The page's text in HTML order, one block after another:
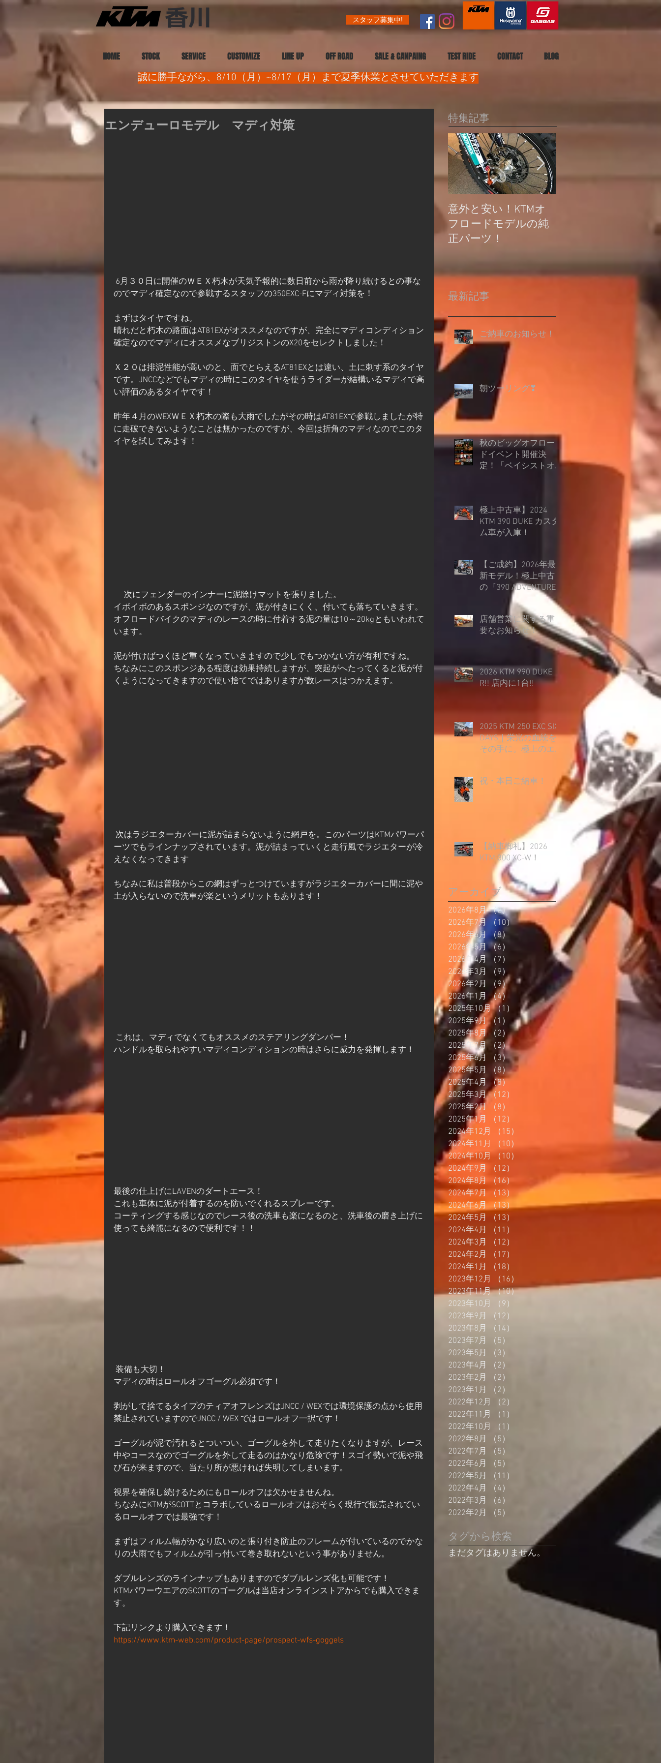
スタッフ募集中!
HOME STOCK SERVICE CUSTOMIZE LINE UP OFF ROAD SALE & CANPAING TEST RIDE CONTACT BLOG
誠に勝手ながら、8/10（月）~8/17（月）まで夏季休業とさせていただきます
エンデューロモデル マディ対策
のでマディ確定なので参戦するスタッフの350EXC-Fにマディ対策を！
まずはタイヤですね。
晴れだと朽木の路面はAT81EXがオススメなのですが、完全にマディコンディション
確定なのでマディにオススメなブリジストンのX20をセレクトしました！
Ｘ２０は排泥性能が高いのと、面でとらえるAT81EXとは違い、土に刺す系のタイヤ
です。JNCCなどでもマディの時にこのタイヤを使うライダーが結構いるマディで高
い評価のあるタイヤです！
昨年４月のWEXＷＥＸ朽木の際も大雨でしたがその時はAT81EXで参戦しましたが特
に走破できないようなことは無かったのですが、今回は折角のマディなのでこのタ
イヤを試してみます！
次にフェンダーのインナーに泥除けマットを張りました。
イボイボのあるスポンジなのですが、泥が付きにくく、付いても落ちていきます。
オフロードバイクのマディのレースの時に付着する泥の量は10～20kgともいわれて
います。
泥が付けばつくほど重くなっていきますので少しでもつかない方が有利ですね。
ちなみにこのスポンジある程度は効果持続しますが、突起がへたってくると泥が付
くようになってきますので使い捨てではありますが数レースはつかえます。
ーツでもラインナップされています。泥が詰まっていくと走行風でラジエターが冷
えなくなってきます
ちなみに私は普段からこの網はずっとつけていますがラジエターカバーに間に泥や
土が入らないので洗車が楽というメリットもあります！
​これは、マディでなくてもオススメのステアリングダンパー！
ハンドルを取られやすいマディコンディションの時はさらに威力を発揮します！
最後の仕上げにLAVENのダートエース！
これも車体に泥が付着するのを防いでくれるスプレーです。
コーティングする感じなのでレース後の洗車も楽になるのと、洗車後の磨き上げに
使っても綺麗になるので便利です！！
装備も大切！
マディの時はロールオフゴーグル必須です！
剥がして捨てるタイプのティアオフレンズはJNCC / WEXでは環境保護の点から使用
禁止されていますのでJNCC / WEX ではロールオフ一択です！
ゴーグルが泥で汚れるとついつい、ゴーグルを外して走りたくなりますが、レース
中やコースなのでゴーグルを外して走るのはかなり危険です！スゴイ勢いで泥や飛
び石が来ますので、当たり所が悪ければ失明してしまいます。
視界を確保し続けるためにもロールオフは欠かせませんね。
ちなみにKTMがSCOTTとコラボしているロールオフはおそらく現行で販売されてい
るロールオフでは最強です！
まずはフィルム幅がかなり広いのと張り付き防止のフレームが付いているのでかな
りの大雨でもフィルムが引っ付いて巻き取れないという事がありません。
ダブルレンズのラインナップもありますのでダブルレンズ化も可能です！
KTMパワーウエアのSCOTTのゴーグルは当店オンラインストアからでも購入できま
す。
下記リンクより購入できます！
https://www.ktm-web.com/product-page/prospect-wfs-goggels
特集記事
意外と安い！KTMオ
フロードモデルの純
正パーツ！
最新記事
ご納車のお知らせ！
朝ツーリング❣
秋のビッグオフロー
ドイベント開催決
定！「ベイシストオ
極上中古車】2024
KTM 390 DUKE カスタ
ム車が入庫！
【ご成約】2026年最
新モデル！極上中古
の『390 ADVENTURE
R』を45mmローダウ
ン仕様でご納車！
店舗営業に関する重
要なお知らせ！
2026 KTM 990 DUKE
R!! 店内に1台!!
2025 KTM 250 EXC SIX
DAYS｜栄光の血統を
その手に。極上のエ
祝・本日ご納車！
【納車御礼】2026
KTM 300 XC-W！
アーカイブ
2026年8月 （2）2件の記事
2026年7月
（10）10件の記事
2026年6月 （8）
8件の記事
2026年5月 （6）
2026年4月
（7）
2026年3月
（9） 9件の記事
2026年2月
（9） 9件の記事
2026年1月 （4）
4件の記事
2025年10月 （1）
1件の記事
2025年9月 （1）
1件の記事
2025年8月
（2）2件の記事
2025年7月 （2）2件の記事
2025年6月
（3） 3件の記事
2025年5月
（8）8件の記事
2025年4月 （8）
2025年3月 （12）
2025年2月
（8）
2025年1月
（12）
2024年12月
（15）
2024年11月
（10）
2024年10月
（10）
2024年9月
（12）
2024年8月
（16）
16件の記事
2024年7月
（13）
13件の記事
2024年6月
（13）13件の記事
2024年5月
（13）
2024年4月
（11）
2024年3月
（12）
2024年2月
（17）
2024年1月
（18）
2023年12月
（16）
2023年11月 （10）10件の記事
2023年10月
（9）
2023年9月
（12）
2023年8月
（14）
2023年7月
（5）
2023年5月
（3）
2023年4月
（2）
2023年2月
（2）
2023年1月
（2）
2022年12月
（2）
2022年11月
（1）
2022年10月
（1）
2022年8月
（5）
2022年7月
（5）
2022年6月
（5）
2022年5月
（11）
2022年4月
（4）
2022年3月
（6）
2022年2月
（5）
タグから検索
まだタグはありません。